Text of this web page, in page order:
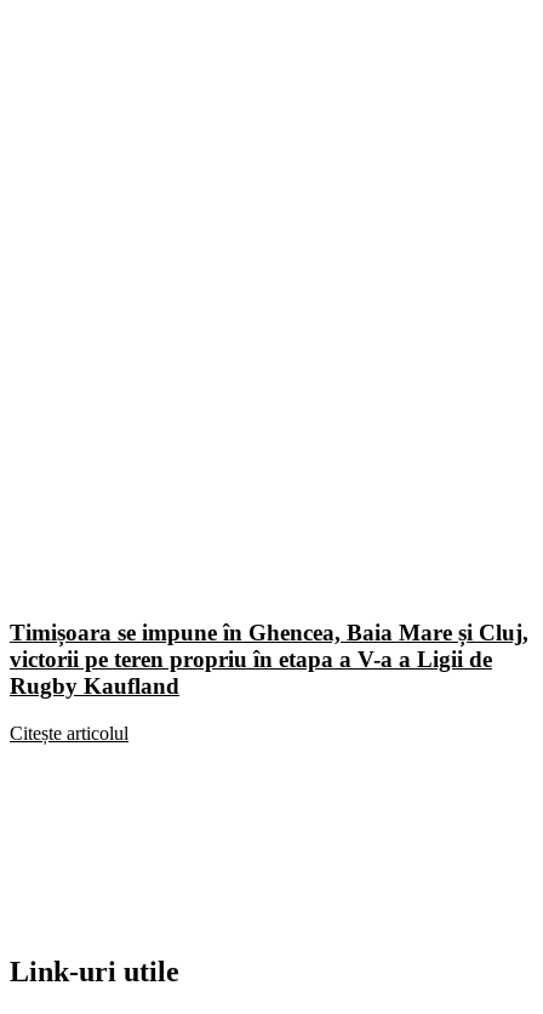
Timișoara se impune în Ghencea, Baia Mare și Cluj,
victorii pe teren propriu în etapa a V-a a Ligii de
Rugby Kaufland
Citește articolul
Link-uri utile